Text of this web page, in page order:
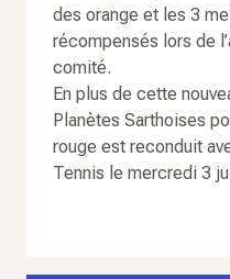
des orange et les 3
récompensés lors de
comité.
En plus de cette
Planètes Sarthoises
rouge est reconduit
Tennis le mercredi 3